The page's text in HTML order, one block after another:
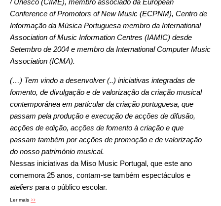
/ Unesco (CIME), membro associado da European
Conference of Promotors of New Music (ECPNM), Centro de
Informação da Música Portuguesa membro da International
Association of Music Information Centres (IAMIC) desde
Setembro de 2004 e membro da International Computer Music
Association (ICMA).
(…) Tem vindo a desenvolver (..) iniciativas integradas de
fomento, de divulgação e de valorização da criação musical
contemporânea em particular da criação portuguesa, que
passam pela produção e execução de acções de difusão,
acções de edição, acções de fomento à criação e que
passam também por acções de promoção e de valorização
do nosso património musical.
Nessas iniciativas da Miso Music Portugal, que este ano
comemora 25 anos, contam-se também espectáculos e
ateliers para o público escolar.
Ler mais >>